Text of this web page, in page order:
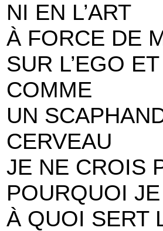
NI EN L’ART
À FORCE DE
SUR L’EGO ET
COMME
UN
CERVEAU
JE NE CROIS
POURQUOI
À QUOI SERT